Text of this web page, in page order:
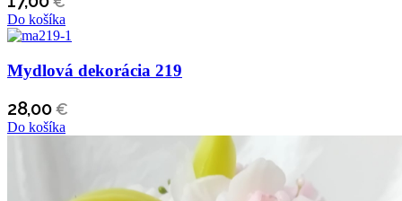
Do košíka
Mydlová dekorácia 219
28,00€
Do košíka